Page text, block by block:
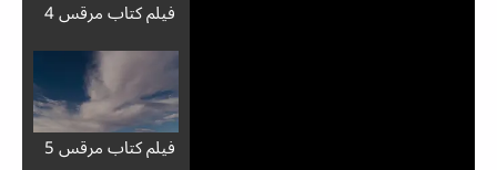
فيلم كتاب مرقس 4
فيلم كتاب مرقس 5